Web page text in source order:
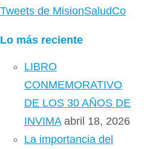
Tweets de MisionSaludCo
Lo más reciente
LIBRO
CONMEMORATIVO
DE LOS 30 AÑOS DE
INVIMA abril 18, 2026
La importancia del